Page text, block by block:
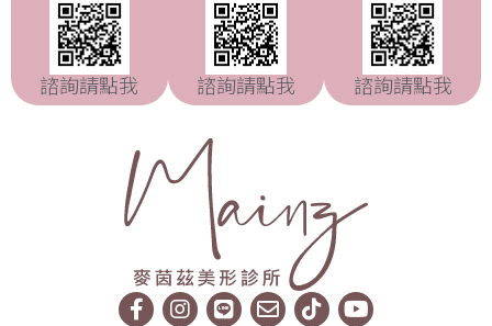
諮詢請點我 諮詢請點我 諮詢請點我